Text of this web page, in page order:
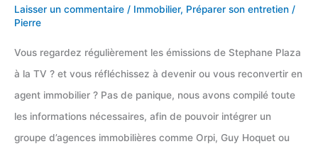
Laisser un commentaire / Immobilier, Préparer son entretien /
Pierre
Vous regardez régulièrement les émissions de Stephane Plaza
à la TV ? et vous réfléchissez à devenir ou vous reconvertir en
agent immobilier ? Pas de panique, nous avons compilé toute
les informations nécessaires, afin de pouvoir intégrer un
groupe d’agences immobilières comme Orpi, Guy Hoquet ou